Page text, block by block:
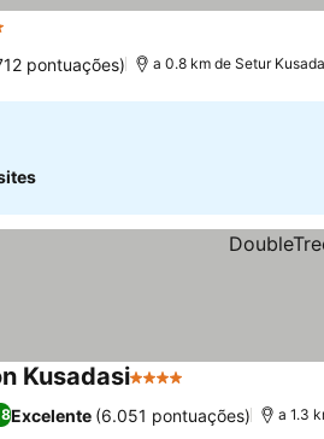
pontuações) a 0.8 km de Setur
Kusadasi4 Estrelas
Excelente (6.051 pontuações) a 1.3